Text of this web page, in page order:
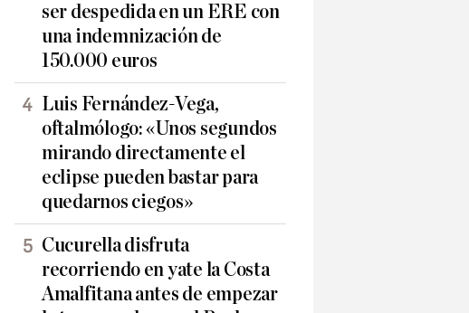
ser despedida en un ERE con
una indemnización de
150.000 euros
Luis Fernández-Vega,
oftalmólogo: «Unos segundos
mirando directamente el
eclipse pueden bastar para
quedarnos ciegos»
Cucurella disfruta
recorriendo en yate la Costa
Amalfitana antes de empezar